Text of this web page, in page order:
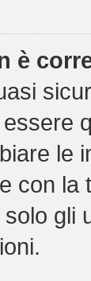
è
le
con la
gli